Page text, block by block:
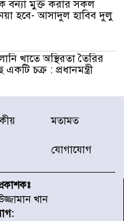
বন্যা মুক্ত করার সকল
হবে- আসাদুল হাবিব দুলু
খাতে অস্থিরতা তৈরির
একটি চক্র : প্রধানমন্ত্রী
আঘাতে জাপানে
বন্দর বন্ধ
স্থানীয় সরকার মন্ত্রীর
মতামত
যোগাযোগ
খান